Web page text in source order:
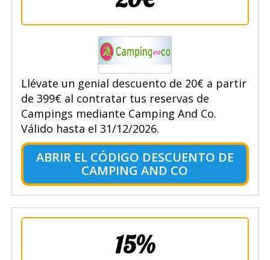
Llévate un genial descuento de 20€ a partir
de 399€ al contratar tus reservas de
Campings mediante Camping And Co.
Válido hasta el 31/12/2026.
ABRIR EL CÓDIGO DESCUENTO DE
CAMPING AND CO
15%